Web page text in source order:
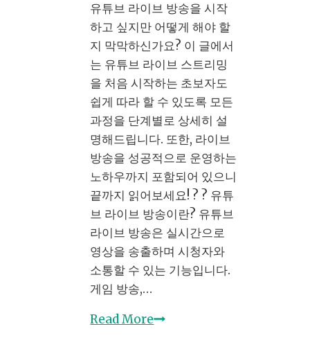
유튜브 라이브 방송을 시작
하고 싶지만 어떻게 해야 할
지 막막하신가요? 이 글에서
는 유튜브 라이브 스트리밍
을 처음 시작하는 초보자도
쉽게 따라 할 수 있도록 모든
과정을 단계별로 상세히 설
명해드립니다. 또한, 라이브
방송을 성공적으로 운영하는
노하우까지 포함되어 있으니
끝까지 읽어보세요! ? ? 유튜
브 라이브 방송이란? 유튜브
라이브 방송은 실시간으로
영상을 송출하며 시청자와
소통할 수 있는 기능입니다.
게임 방송,…
Read More유